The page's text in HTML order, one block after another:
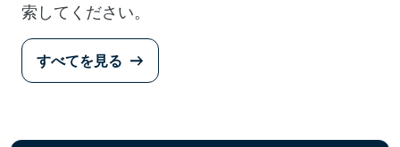
索してください。
すべてを見る